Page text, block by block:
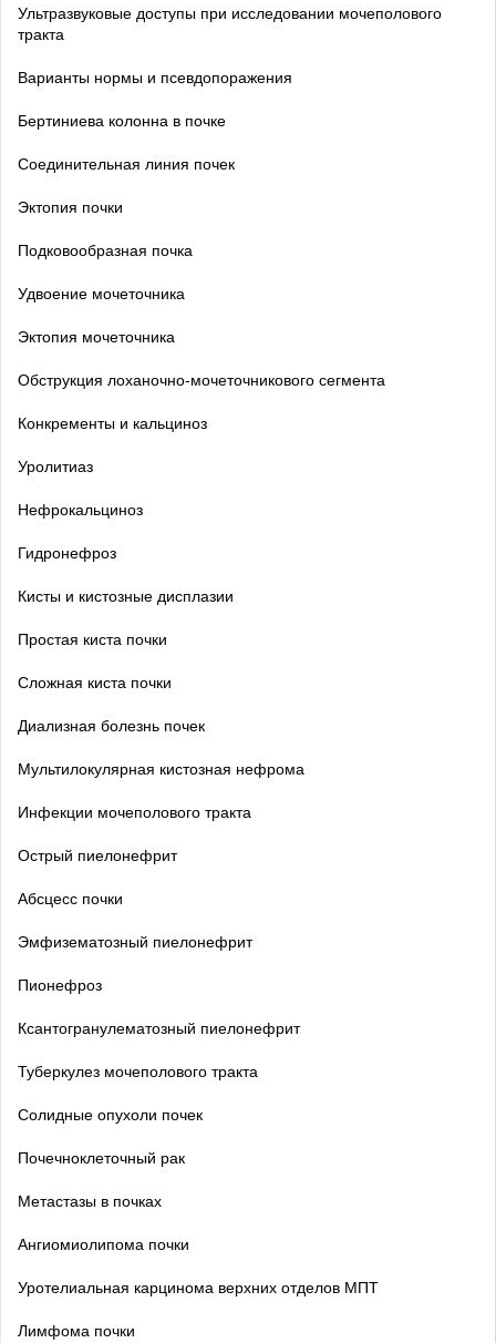
Ультразвуковые доступы при исследовании мочеполового
тракта
Варианты нормы и псевдопоражения
Бертиниева колонна в почке
Соединительная линия почек
Эктопия почки
Подковообразная почка
Удвоение мочеточника
Эктопия мочеточника
Обструкция лоханочно-мочеточникового сегмента
Конкременты и кальциноз
Уролитиаз
Нефрокальциноз
Гидронефроз
Кисты и кистозные дисплазии
Простая киста почки
Сложная киста почки
Диализная болезнь почек
Мультилокулярная кистозная нефрома
Инфекции мочеполового тракта
Острый пиелонефрит
Абсцесс почки
Эмфизематозный пиелонефрит
Пионефроз
Ксантогранулематозный пиелонефрит
Туберкулез мочеполового тракта
Солидные опухоли почек
Почечноклеточный рак
Метастазы в почках
Ангиомиолипома почки
Уротелиальная карцинома верхних отделов МПТ
Лимфома почки